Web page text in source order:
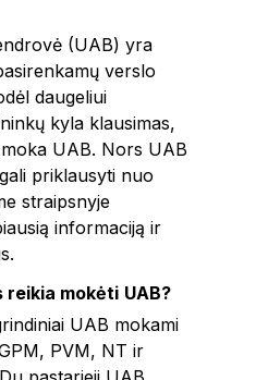
(UAB) yra
verslo
daugeliui
kyla klausimas,
UAB. Nors UAB
priklausyti nuo
straipsnyje
informaciją ir
reikia mokėti UAB?
UAB mokami
PVM, NT ir